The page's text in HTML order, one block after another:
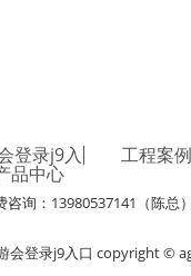
登录j9入
品中心
工程案例
咨询：13980537141（陈总
会登录j9入口 copyright ©